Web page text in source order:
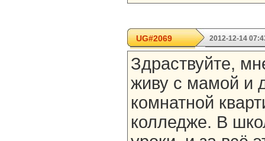
UG#2069 2012-12-14
Здраствуйте,
живу с мамой и
комнатной
колледже. В